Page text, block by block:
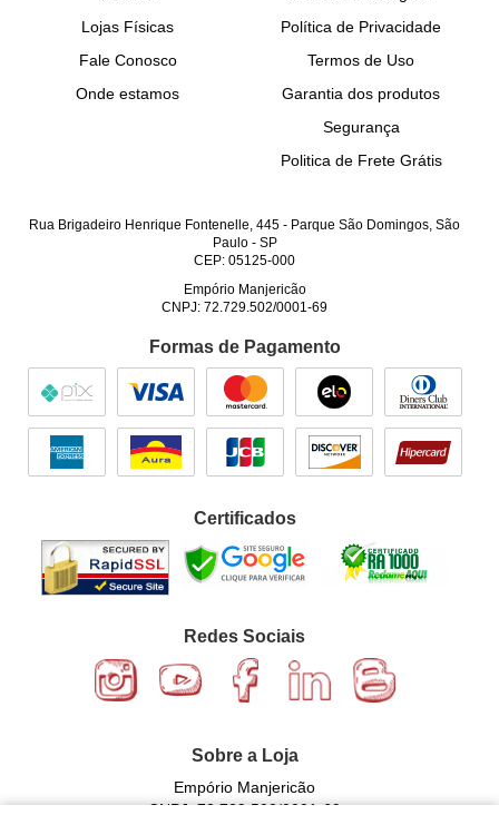
Lojas Físicas
Fale Conosco
Onde estamos
Política de Privacidade
Termos de Uso
Garantia dos produtos
Segurança
Politica de Frete Grátis
Rua Brigadeiro Henrique Fontenelle, 445 - Parque São Domingos, São
Paulo- SP
CEP: 05125-000
Empório Manjericão
CNPJ: 72.729.502/0001-69
Formas de Pagamento
Certificados
Redes Sociais
Sobre a Loja
Empório Manjericão
CNPJ: 72.729.502/0001-69